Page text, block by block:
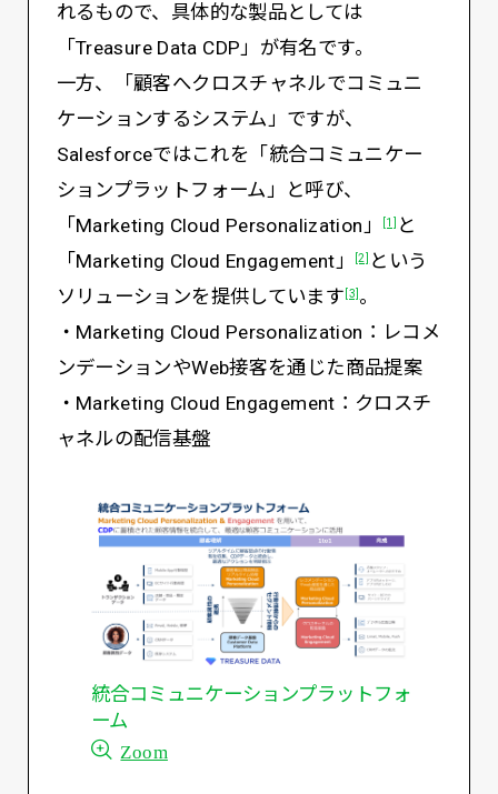
れるもので、具体的な製品としては
「Treasure Data CDP」が有名です。
一方、「顧客へクロスチャネルでコミュニ
ケーションするシステム」ですが、
Salesforceではこれを「統合コミュニケー
ションプラットフォーム」と呼び、
「Marketing Cloud Personalization」
[1]
と
「Marketing Cloud Engagement」
[2] という
ソリューションを提供しています [3] 。
・Marketing Cloud Personalization：レコメ
ンデーションやWeb接客を通じた商品提案
・Marketing Cloud Engagement：クロスチ
ャネルの配信基盤
統合コミュニケーションプラットフォ
ーム
Zoom